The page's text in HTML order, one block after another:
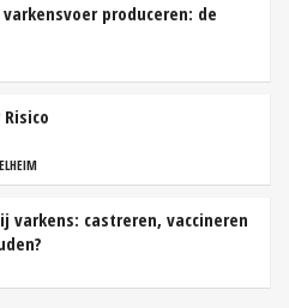
produceren: de
varkens: castreren, vaccineren